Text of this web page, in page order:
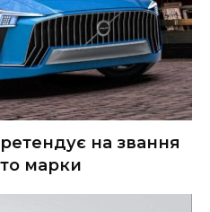
на звання
марки